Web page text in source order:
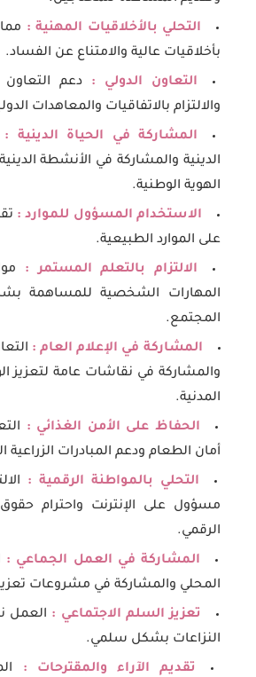
التحلي بالأخلاقيات المهنية :
بأخلاقيات عالية والامتناع عن الفساد.
التعاون الدولي :
دعم
والالتزام بالاتفاقيات والمعاهدات
المشاركة في الحياة الدينية :
الدينية والمشاركة في الأنشطة
الهوية الوطنية.
الاستخدام المسؤول للموارد :
على الموارد الطبيعية.
الالتزام بالتعلم المستمر :
المهارات الشخصية للمساهمة
المجتمع.
المشاركة في الإعلام العام :
والمشاركة في نقاشات عامة لتعزيز
المدنية.
الحفاظ على الأمن الغذائي :
أمان الطعام ودعم المبادرات الزراعية
التحلي بالمواطنة الرقمية :
مسؤول على الإنترنت واحترام
الرقمي.
المشاركة في العمل الجماعي :
المحلي والمشاركة في مشروعات
تعزيز السلم الاجتماعي : العمل
النزاعات بشكل سلمي.
تقديم الآراء والمقترحات :